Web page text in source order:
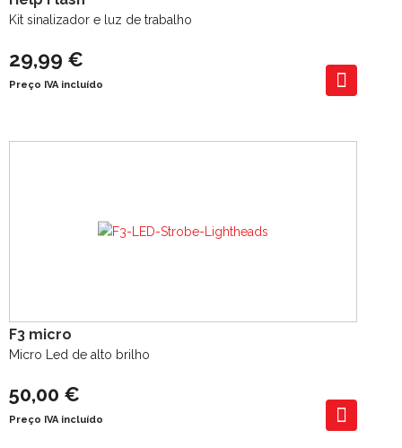
Kit sinalizador e luz de trabalho
29,99 €
Preço IVA incluído
F3 micro
Micro Led de alto brilho
50,00 €
Preço IVA incluído